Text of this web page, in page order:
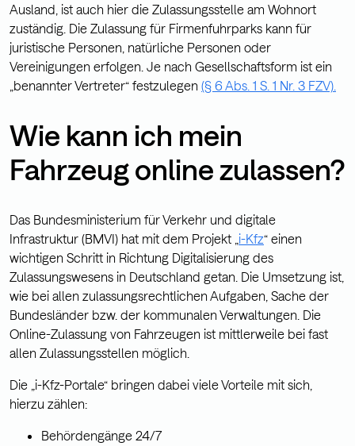
Ausland, ist auch hier die Zulassungsstelle am Wohnort
zuständig. Die Zulassung für Firmenfuhrparks kann für
juristische Personen, natürliche Personen oder
Vereinigungen erfolgen. Je nach Gesellschaftsform ist ein
„benannter Vertreter“ festzulegen (§ 6 Abs. 1 S. 1 Nr. 3 FZV).
Wie kann ich mein
Fahrzeug online zulassen?
Das Bundesministerium für Verkehr und digitale
Infrastruktur (BMVI) hat mit dem Projekt „ i-Kfz“ einen
wichtigen Schritt in Richtung Digitalisierung des
Zulassungswesens in Deutschland getan. Die Umsetzung ist,
wie bei allen zulassungsrechtlichen Aufgaben, Sache der
Bundesländer bzw. der kommunalen Verwaltungen. Die
Online-Zulassung von Fahrzeugen ist mittlerweile bei fast
allen Zulassungsstellen möglich.
Die „i-Kfz-Portale“ bringen dabei viele Vorteile mit sich,
hierzu zählen:
Behördengänge 24/7